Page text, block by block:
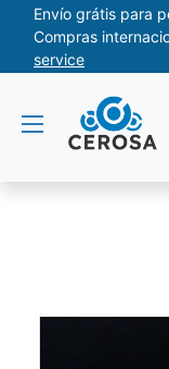
Envío grátis para
Compras
service